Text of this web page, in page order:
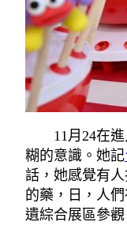
11月24在
糊的意識。她記
話，她感覺有
的藥，日，人
遺綜合展區參觀